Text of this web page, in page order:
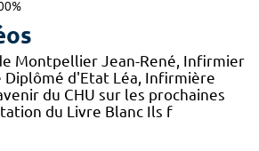
Montpellier Jean-René, Infirmier
Diplômé d'Etat Léa, Infirmière
du CHU sur les prochaines
du Livre Blanc Ils f